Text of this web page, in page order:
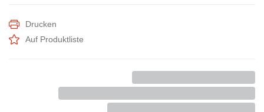
Drucken
Auf Produktliste